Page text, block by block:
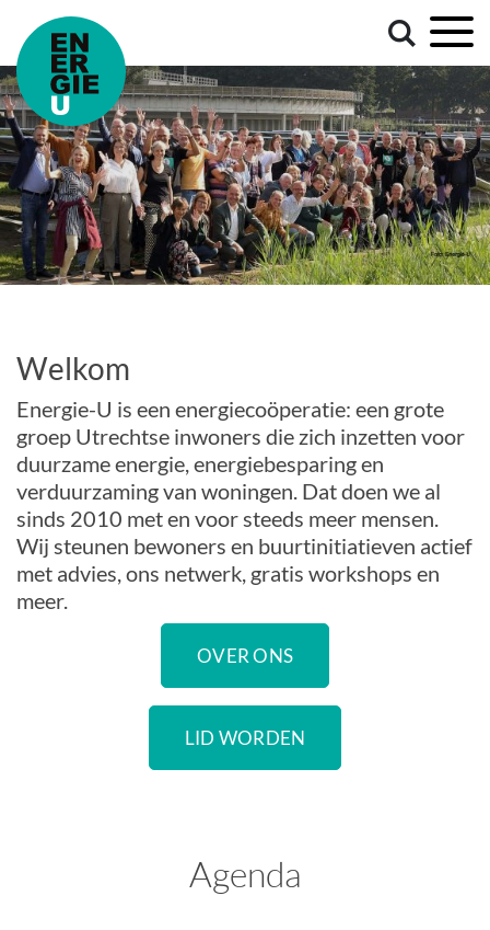
Welkom
Energie-U is een energiecoöperatie: een grote
groep Utrechtse inwoners die zich inzetten voor
duurzame energie, energiebesparing en
verduurzaming van woningen. Dat doen we al
sinds 2010 met en voor steeds meer mensen.
Wij steunen bewoners en buurtinitiatieven actief
met advies, ons netwerk, gratis workshops en
meer.
OVER ONS
LID WORDEN
Agenda